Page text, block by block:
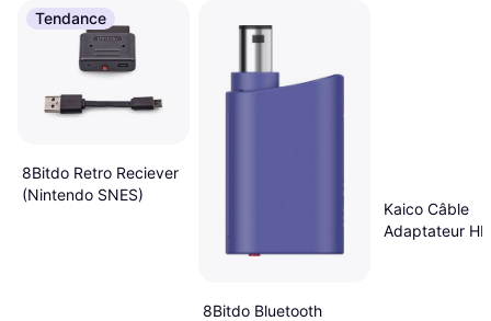
Tendance
8Bitdo Retro Reciever
(Nintendo SNES)
8Bitdo Bluetooth
Kaico Câble
Adaptateur